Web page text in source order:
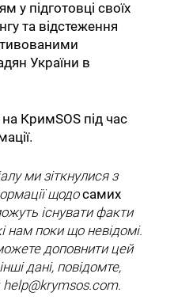
у підготовці своїх
та відстеження
України в
КримSOS під час
ми зіткнулися з
щодосамих
існувати факти
нам поки що невідомі.
доповнити цей
дані, повідомте,